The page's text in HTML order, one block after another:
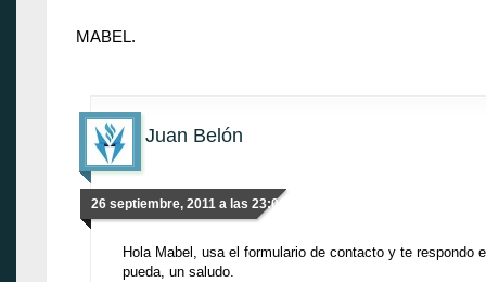
MABEL.
Juan Belón
26 septiembre, 2011 a las 23:01
Hola Mabel, usa el formulario de contacto y te respondo
pueda, un saludo.